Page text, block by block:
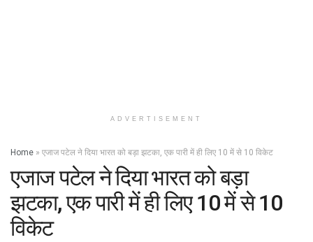
ADVERTISEMENT
Home » एजाज पटेल ने दिया भारत को बड़ा झटका, एक पारी में ही लिए 10 में से 10 विकेट
एजाज पटेल ने दिया भारत को बड़ा
झटका, एक पारी में ही लिए 10 में से 10
विकेट